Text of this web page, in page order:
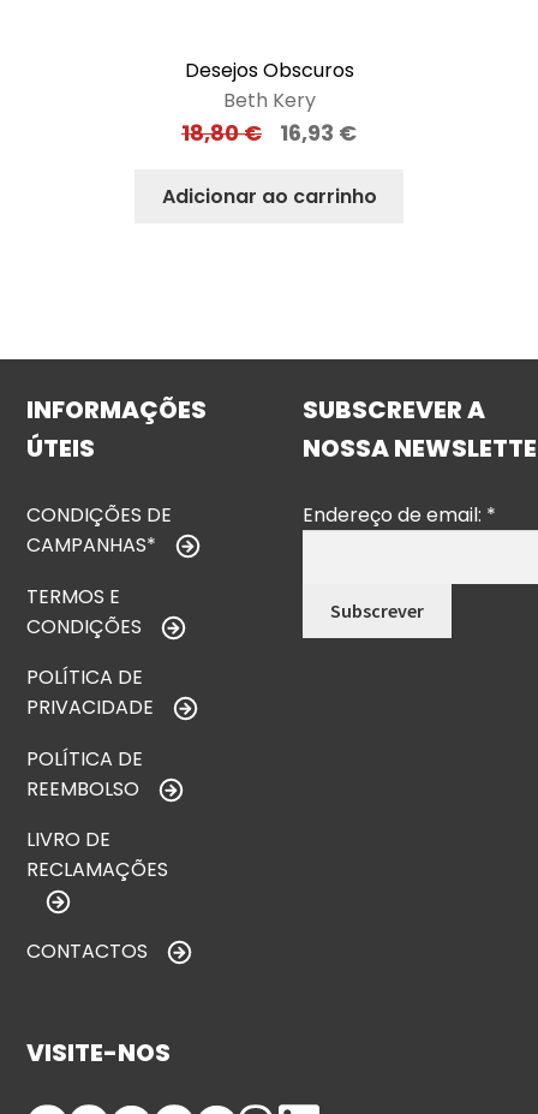
Desejos Obscuros
Beth Kery
18,80€ 16,93 €
Adicionar ao carrinho
INFORMAÇÕES
ÚTEIS
CONDIÇÕES DE
CAMPANHAS*
TERMOS E
CONDIÇÕES
POLÍTICA DE
PRIVACIDADE
POLÍTICA DE
REEMBOLSO
LIVRO DE
RECLAMAÇÕES
CONTACTOS
SUBSCREVER A
NOSSA
Endereço de email: *
VISITE-NOS